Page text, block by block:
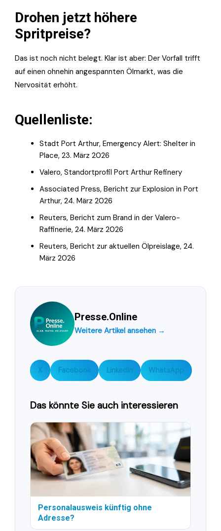
Drohen jetzt höhere
Spritpreise?
Das ist noch nicht belegt. Klar ist aber: Der Vorfall trifft
auf einen ohnehin angespannten Ölmarkt, was die
Nervosität erhöht.
Quellenliste:
Stadt Port Arthur, Emergency Alert: Shelter in
Place, 23. März 2026
Valero, Standortprofil Port Arthur Refinery
Associated Press, Bericht zur Explosion in Port
Arthur, 24. März 2026
Reuters, Bericht zum Brand in der Valero-
Raffinerie, 24. März 2026
Reuters, Bericht zur aktuellen Ölpreislage, 24.
März 2026
Presse.Online
Weitere Artikel ansehen →
X Facebook LinkedIn WhatsApp
Das könnte Sie auch interessieren
Personalausweis künftig ohne
Adresse?